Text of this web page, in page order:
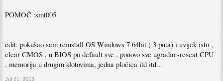
POMOĆ :smt005
edit: pokušao sam reinstall OS Windows 7 64bit ( 3 puta) i uvijek isto ,
clear CMOS , u BIOS po default sve , ponovo sve ugradio -reseat CPU
, memorija u drugim slotovima, jedna pločica itd itd...
Jul 21, 2013